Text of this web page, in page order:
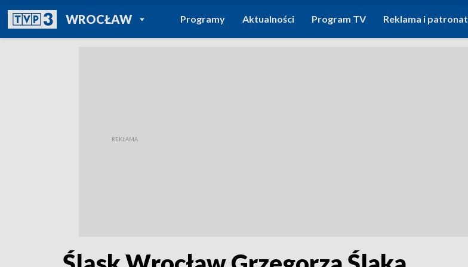
WROCŁAWPOWRÓT DO
TVP REGIONY
Programy Aktualności Program TV Reklama i patronat